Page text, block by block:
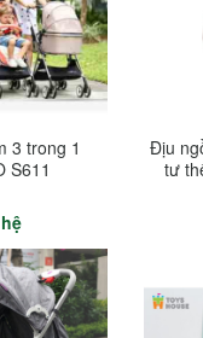
3 trong 1
S611
Địu
tư